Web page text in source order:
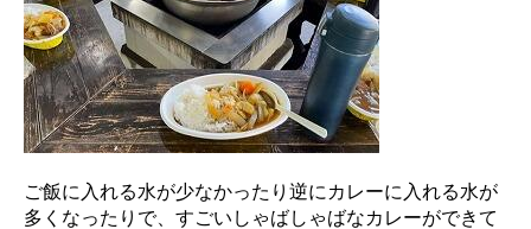
ご飯に入れる水が少なかったり逆にカレーに入れる水が
多くなったりで、すごいしゃばしゃばなカレーができて